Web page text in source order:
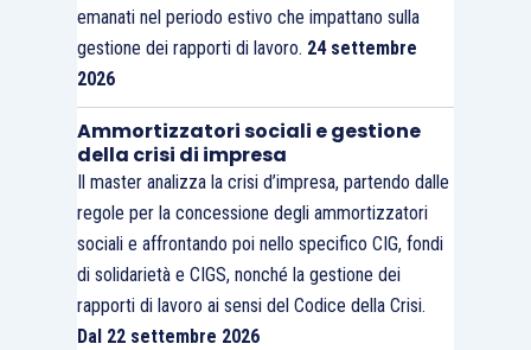
emanati nel periodo estivo che impattano sulla
gestione dei rapporti di lavoro. 24 settembre
2026
Ammortizzatori sociali e gestione
della crisi di impresa
Il master analizza la crisi d’impresa, partendo dalle
regole per la concessione degli ammortizzatori
sociali e affrontando poi nello specifico CIG, fondi
di solidarietà e CIGS, nonché la gestione dei
rapporti di lavoro ai sensi del Codice della Crisi.
Dal 22 settembre 2026